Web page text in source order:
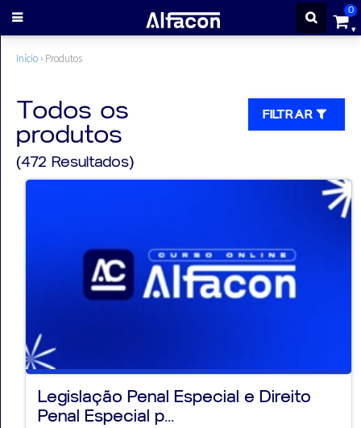
0
ENTRAR
CADASTRE-
SE
Cursos
ALFAQUIZ
Início › Produtos
Todos os
produtos
(472 Resultados)
FILTRAR
Legislação Penal Especial e Direito
Penal Especial p...